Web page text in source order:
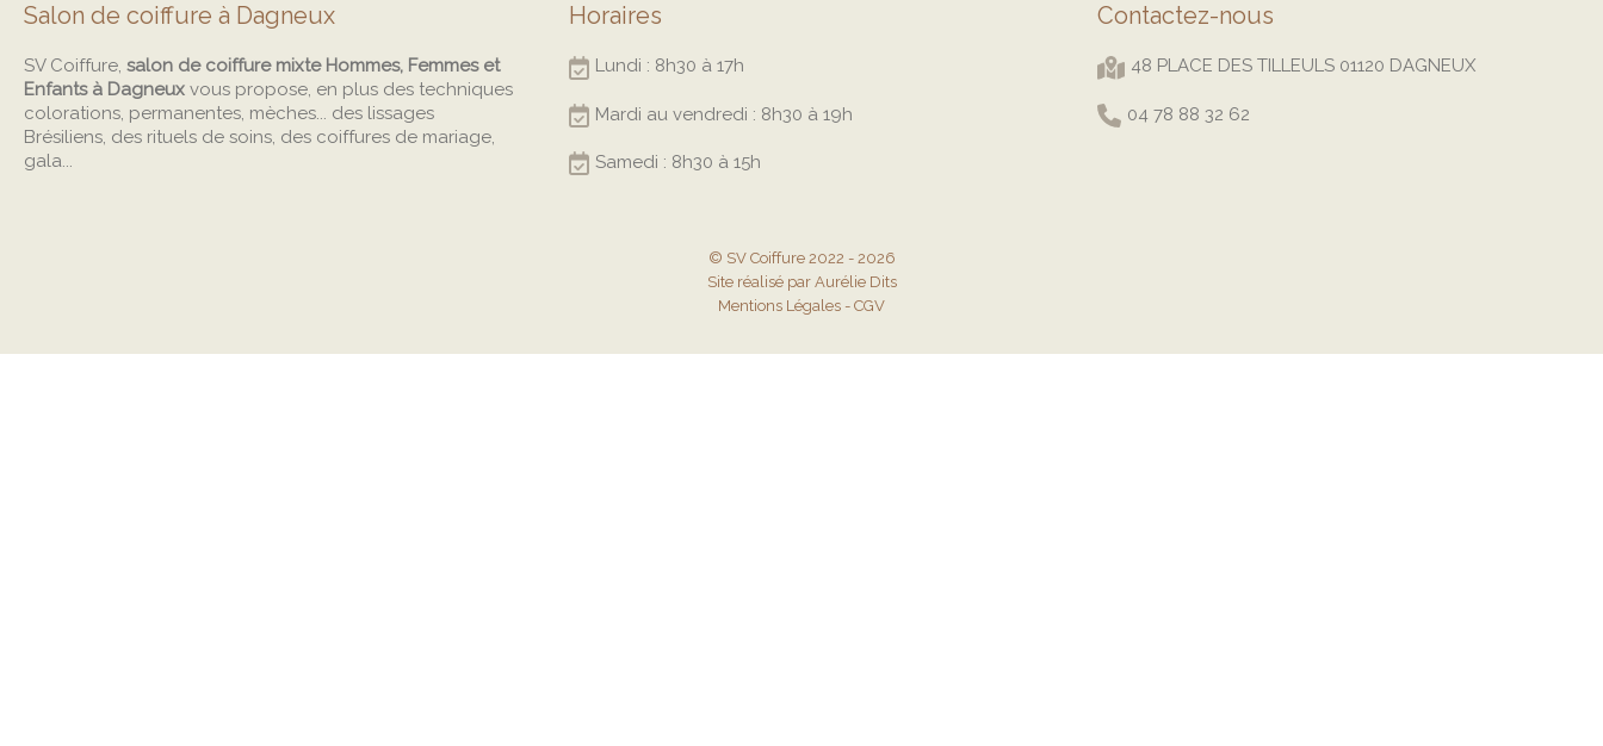
Salon de coiffure à Dagneux
SV Coiffure, salon de coiffure mixte Hommes, Femmes et
Enfants à Dagneux vous propose, en plus des techniques
colorations, permanentes, mèches... des lissages
Brésiliens, des rituels de soins, des coiffures de mariage,
gala...
Horaires
Lundi : 8h30 à 17h
Mardi au vendredi : 8h30 à 19h
Samedi : 8h30 à 15h
Contactez-nous
48 PLACE DES TILLEULS 01120 DAGNEUX
04 78 88 32 62
© SV Coiffure 2022 - 2026
Site réalisé par Aurélie Dits
Mentions Légales - CGV